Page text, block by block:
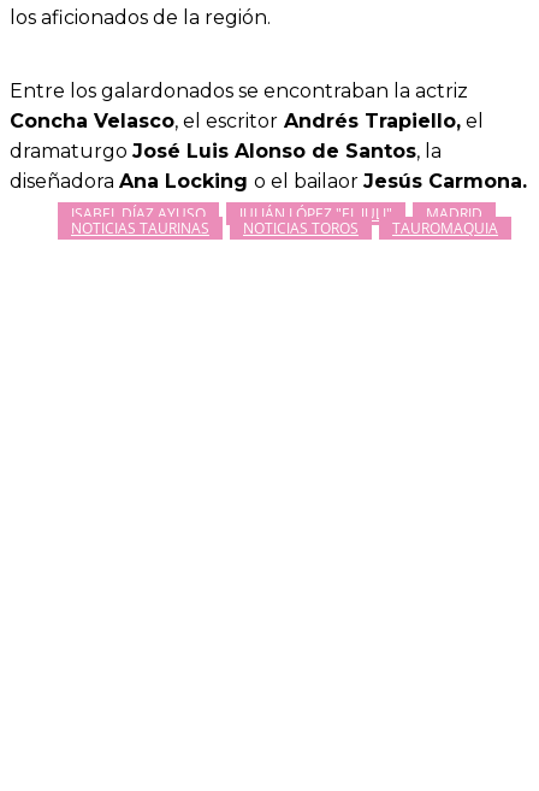
los aficionados de la región.
Entre los galardonados se encontraban la actriz
Concha Velasco, el escritor Andrés Trapiello, el
dramaturgo José Luis Alonso de Santos, la
diseñadora Ana Locking o el bailaor Jesús Carmona.
ISABEL DÍAZ AYUSO JULIÁN LÓPEZ "EL JULI" MADRID
NOTICIAS TAURINAS NOTICIAS TOROS TAUROMAQUIA